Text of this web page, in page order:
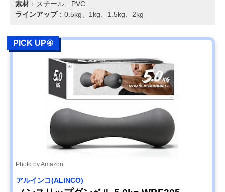
素材 ：スチール、PVC
ラインアップ：0.5kg、1kg、1.5kg、2kg
PICK UP④
Photo by Amazon
アルインコ(ALINCO)